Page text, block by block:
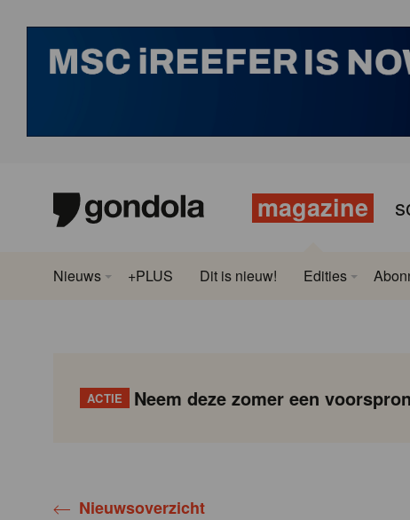
magazine
Nieuws +PLUS Dit is nieuw! Edities
ACTIE Neem deze zomer een
Nieuwsoverzicht